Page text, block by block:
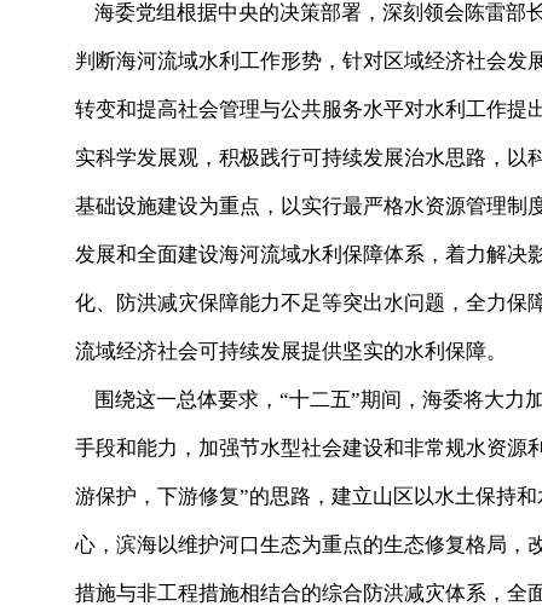
海委党组根据中央的决策部署，深刻领会陈雷部
判断海河流域水利工作形势，针对区域经济社会
转变和提高社会管理与公共服务水平对水利工作提
实科学发展观，积极践行可持续发展治水思路，
基础设施建设为重点，以实行最严格水资源管理
发展和全面建设海河流域水利保障体系，着力解
化、防洪减灾保障能力不足等突出水问题，全力
流域经济社会可持续发展提供坚实的水利保障。
围绕这一总体要求，“十二五”期间，海委将大力
手段和能力，加强节水型社会建设和非常规水资源
游保护，下游修复”的思路，建立山区以水土保持
心，滨海以维护河口生态为重点的生态修复格局
措施与非工程措施相结合的综合防洪减灾体系，